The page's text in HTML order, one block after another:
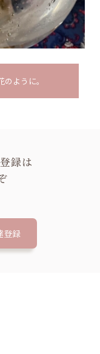
のように。
録は
登録